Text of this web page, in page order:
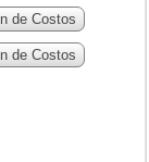
de Costos
de Costos